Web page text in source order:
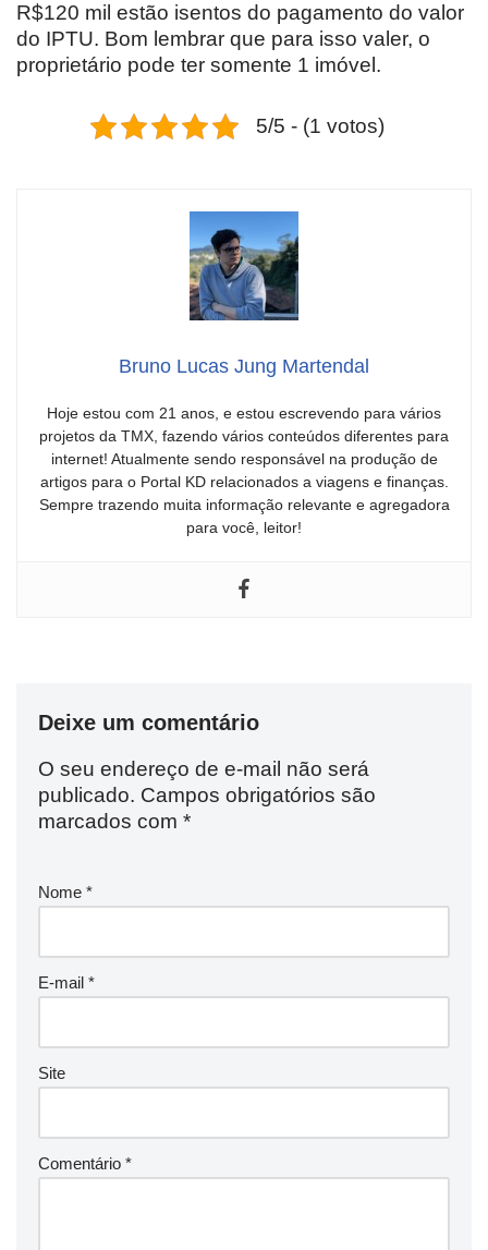
R$120 mil estão isentos do pagamento do valor
do IPTU. Bom lembrar que para isso valer, o
proprietário pode ter somente 1 imóvel.
5/5 - (1 votos)
Bruno Lucas Jung Martendal
Hoje estou com 21 anos, e estou escrevendo para vários
projetos da TMX, fazendo vários conteúdos diferentes para
internet! Atualmente sendo responsável na produção de
artigos para o Portal KD relacionados a viagens e finanças.
Sempre trazendo muita informação relevante e agregadora
para você, leitor!
Deixe um comentário
O seu endereço de e-mail não será
publicado. Campos obrigatórios são
marcados com *
Nome *
E-mail *
Site
Comentário *